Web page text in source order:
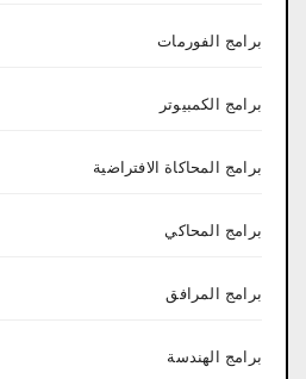
برامج الفورمات
برامج الكمبيوتر
برامج المحاكاة الافتراضية
برامج المحاكي
برامج المرافق
برامج الهندسة